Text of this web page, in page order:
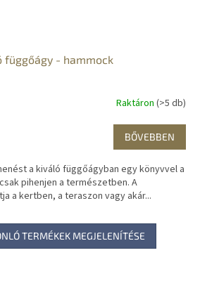
függőágy - hammock
Raktáron (>5 db)
BŐVEBBEN
a kiváló függőágyban egy könyvvel a
pihenjen a természetben. A
a kertben, a teraszon vagy akár...
TERMÉKEK MEGJELENÍTÉSE